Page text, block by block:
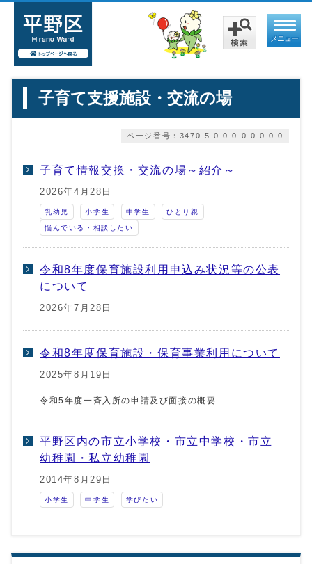
メニュー
子育て支援施設・交流の場
ページ番号：3470-5-0-0-0-0-0-0-0-0
子育て情報交換・交流の場～紹介～
2026年4月28日
乳幼児 小学生 中学生 ひとり親
悩んでいる・相談したい
令和8年度保育施設利用申込み状況等の公表
について
2026年7月28日
令和8年度保育施設・保育事業利用について
2025年8月19日
令和5年度一斉入所の申請及び面接の概要
平野区内の市立小学校・市立中学校・市立
幼稚園・私立幼稚園
2014年8月29日
小学生 中学生 学びたい